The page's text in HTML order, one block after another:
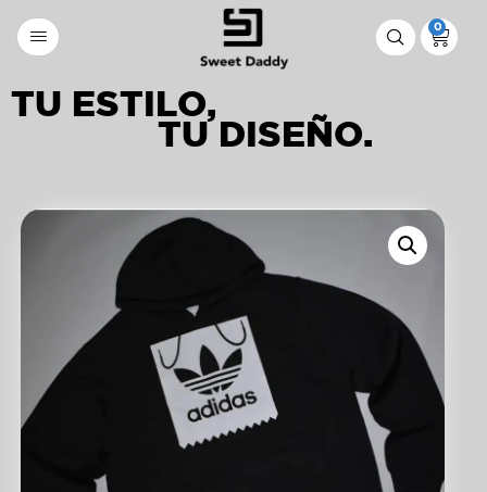
0
TU ESTILO,
TU DISEÑO.